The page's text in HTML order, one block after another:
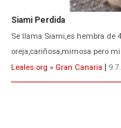
Siami Perdida
Se llama Siami,es hembra de
oreja,cariñosa,mimosa pero
Leales.org » Gran Canaria